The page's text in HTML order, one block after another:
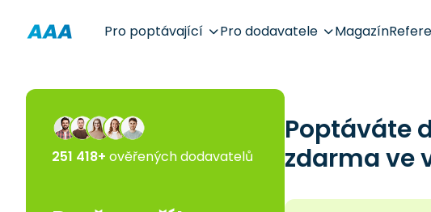
Pro poptávající Pro dodavatele Magazín
Poptáváte
zdarma ve
251 418+ ověřených dodavatelů